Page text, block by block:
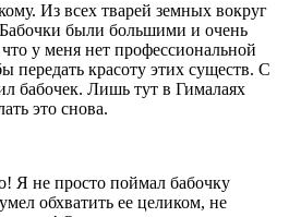
Из всех тварей земных вокруг
Бабочки были большими и очень
у меня нет профессиональной
передать красоту этих существ. С
бабочек. Лишь тут в Гималаях
это снова.
Я не просто поймал бабочку
обхватить ее целиком, не